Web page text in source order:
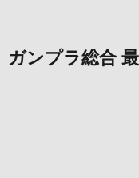
ガンプラ総合